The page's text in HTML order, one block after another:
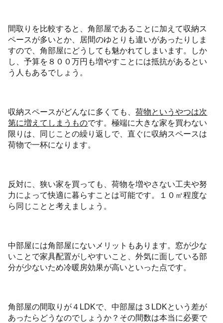
間取りを比較すると、角部屋であることに加えて収納ス
ペースが多いとか、居間のゆとりも違いがあったりしま
すので、角部屋にどうしても魅かれてしまいます。しか
し、予算を８００万円も増やすことには抵抗があるとい
う人もあるでしょう。
収納スペースがどんなに多くても、荷物というやつは次
第に増えてしまうものです。極端に大きな家を買わない
限りは、同じことの繰り返しで、直ぐに収納スペースは
荷物で一杯になります。
反対に、狭い家を買っても、荷物を増やさない工夫や努
力によって快適に暮らすことは可能です。１０㎡程度な
ら同じことと考えましょう。
中部屋には角部屋にないメリットもあります。窓が少な
いことで家具配置がしやすいこと、外気に面している部
分が少ないため冷暖房効果が高いといった点です。
角部屋の間取りが４LDKで、中部屋は３LDKという差が
あったらどうなのでしょうか？その間数は本当に必要で